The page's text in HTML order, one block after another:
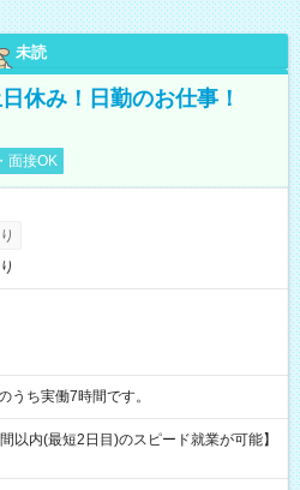
未読
休み！日勤のお仕事！
面接OK
※表記のうち実働7時間です。
以内(最短2日目)のスピード就業が可能】